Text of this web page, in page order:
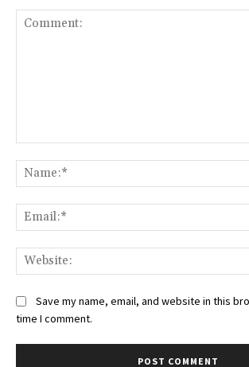
Save my name, email, and website in this
time I comment.